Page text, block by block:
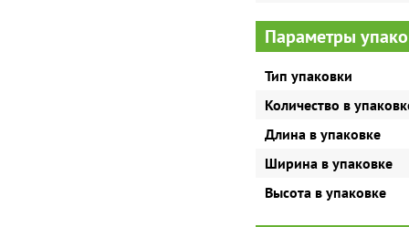
Параметры
Тип упаковки
Количество в
Длина в упаковке
Ширина в упаковке
Высота в упаковке